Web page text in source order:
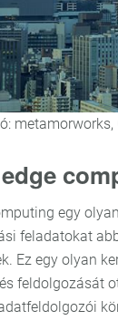
egy
feladatokat
Ez egy olyan
feldolgozását